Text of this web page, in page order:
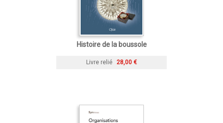
Histoire de la boussole
Livre relié 28,00 €